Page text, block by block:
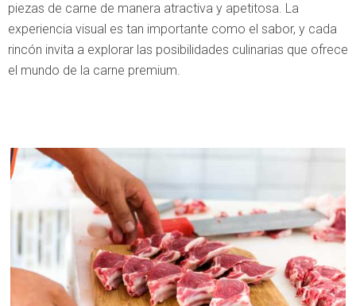
piezas de carne de manera atractiva y apetitosa. La
experiencia visual es tan importante como el sabor, y cada
rincón invita a explorar las posibilidades culinarias que ofrece
el mundo de la carne premium.